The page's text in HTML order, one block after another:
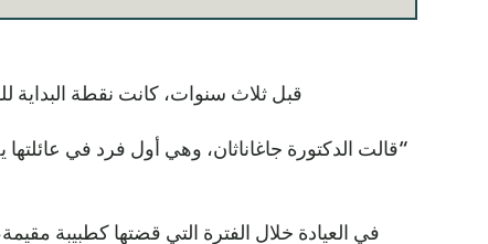
قبل ثلاث سنوات، كانت نقطة البداية
“قالت الدكتورة جاغاناثان، وهي أول فرد في
في العيادة خلال الفترة التي قضتها كطبيبة